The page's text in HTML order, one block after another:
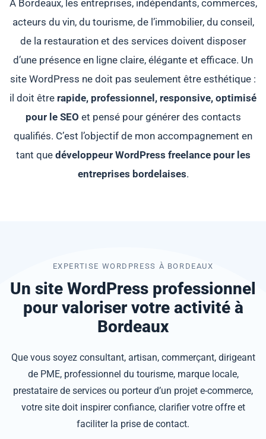
À Bordeaux, les entreprises, indépendants, commerces,
acteurs du vin, du tourisme, de l’immobilier, du conseil,
de la restauration et des services doivent disposer
d’une présence en ligne claire, élégante et efficace. Un
site WordPress ne doit pas seulement être esthétique :
il doit être rapide, professionnel, responsive, optimisé
pour le SEO et pensé pour générer des contacts
qualifiés. C’est l’objectif de mon accompagnement en
tant que développeur WordPress freelance pour les
entreprises bordelaises.
EXPERTISE WORDPRESS À BORDEAUX
Un site WordPress professionnel
pour valoriser votre activité à
Bordeaux
Que vous soyez consultant, artisan, commerçant, dirigeant
de PME, professionnel du tourisme, marque locale,
prestataire de services ou porteur d’un projet e-commerce,
votre site doit inspirer confiance, clarifier votre offre et
faciliter la prise de contact.